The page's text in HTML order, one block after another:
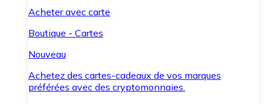
Acheter avec carte
Boutique - Cartes
Nouveau
Achetez des cartes-cadeaux de vos marques
préférées avec des cryptomonnaies.